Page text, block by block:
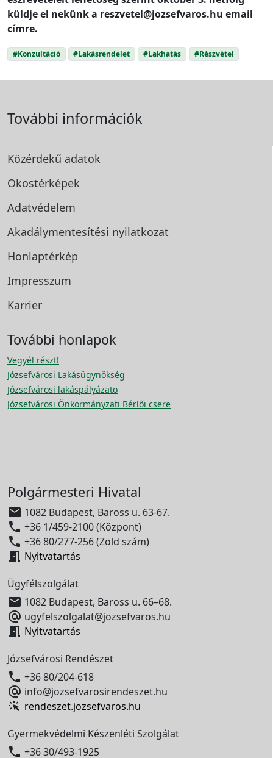
küldje el nekünk a reszvetel@jozsefvaros.hu email
címre.
#Konzultáció #Lakásrendelet #Lakhatás #Részvétel
További információk
Közérdekű adatok
Okostérképek
Adatvédelem
Akadálymentesítési nyilatkozat
Honlaptérkép
Impresszum
Karrier
További honlapok
Vegyél részt!
Józsefvárosi Lakásügynökség
Józsefvárosi lakáspályázato
Józsefvárosi Önkormányzati Bérlői csere
Polgármesteri Hivatal
 1082 Budapest, Baross u. 63-67.
 +36 1/459-2100 (Központ)
 +36 80/277-256 (Zöld szám)
 Nyitvatartás
Ügyfélszolgálat
 1082 Budapest, Baross u. 66–68.
 ugyfelszolgalat@jozsefvaros.hu
 Nyitvatartás
Józsefvárosi Rendészet
 +36 80/204-618
 info@jozsefvarosirendeszet.hu
rendeszet.jozsefvaros.hu
Gyermekvédelmi Készenléti Szolgálat
 +36 30/493-1925